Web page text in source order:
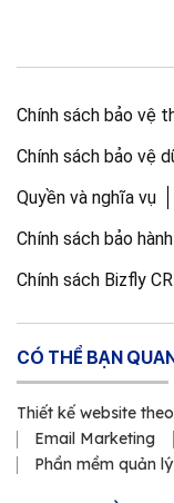
Chính sách bảo vệ
Chính sách bảo vệ
Quyền và nghĩa vụ
Chính sách bảo hành
Chính sách Bizfly
CÓ THỂ BẠN
Thiết kế website
Email Marketing
Phần mềm quản